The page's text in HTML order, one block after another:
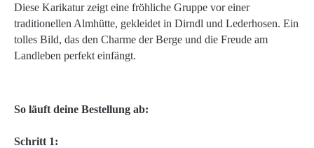
Diese Karikatur zeigt eine fröhliche Gruppe vor einer
traditionellen Almhütte, gekleidet in Dirndl und Lederhosen. Ein
tolles Bild, das den Charme der Berge und die Freude am
Landleben perfekt einfängt.
So läuft deine Bestellung ab:
Schritt 1: